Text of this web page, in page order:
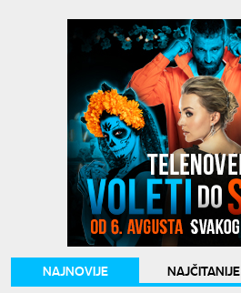
NAJNOVIJE NAJČITANIJE